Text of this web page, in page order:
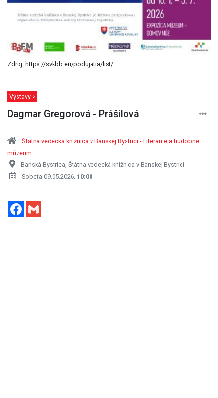
Zdroj: https://svkbb.eu/podujatia/list/
Výstavy >
Dagmar Gregorová - Prášilová
Štátna vedecká knižnica v Banskej Bystrici - Literárne a hudobné
múzeum
Banská Bystrica, Štátna vedecká knižnica v Banskej Bystrici
Sobota 09.05.2026, 10:00
Facebook